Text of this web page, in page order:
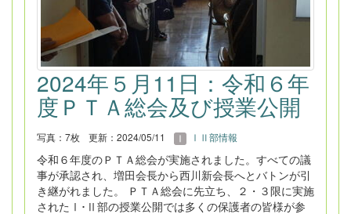
2024年５月11日：令和６年
度ＰＴＡ総会及び授業公開
写真：7枚 更新：2024/05/11 ⅠⅡ部情報
令和６年度のＰＴＡ総会が実施されました。すべての議
事が承認され、増田会長から西川新会長へとバトンが引
き継がれました。 ＰＴＡ総会に先立ち、２・３限に実施
されたⅠ･Ⅱ部の授業公開では多くの保護者の皆様が参